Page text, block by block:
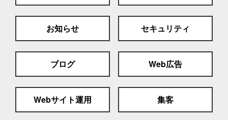
お知らせ セキュリティ
ブログ Web広告
Webサイト運用 集客